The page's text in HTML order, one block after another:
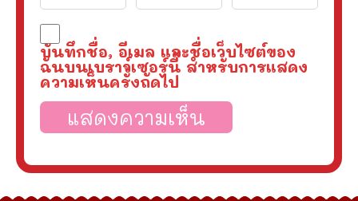
บันทึกชื่อ, อีเมล และชื่อเว็บไซต์ของ
ฉันบนเบราว์เซอร์นี้ สำหรับการแสดง
ความเห็นครั้งถัดไป